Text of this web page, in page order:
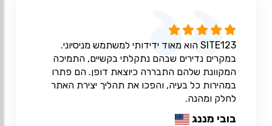
SITE123 הוא מאוד ידידותי למשתמש מניסיוני.
במקרים נדירים שבהם נתקלתי בקשיים, התמיכה
המקוונת שלהם התבררה כיוצאת דופן. הם פתרו
במהירות כל בעיה, והפכו את תהליך יצירת האתר
לחלק ומהנה.
בובי מננג